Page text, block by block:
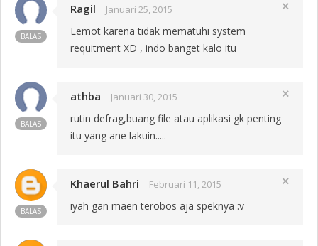
BALAS
Ragil Januari 25, 2015 close
Lemot karena tidak mematuhi system
requitment XD , indo banget kalo itu
BALAS
athba Januari 30, 2015 close
rutin defrag,buang file atau aplikasi gk penting
itu yang ane lakuin.....
BALAS
Khaerul Bahri Februari 11, 2015 close
iyah gan maen terobos aja speknya :v